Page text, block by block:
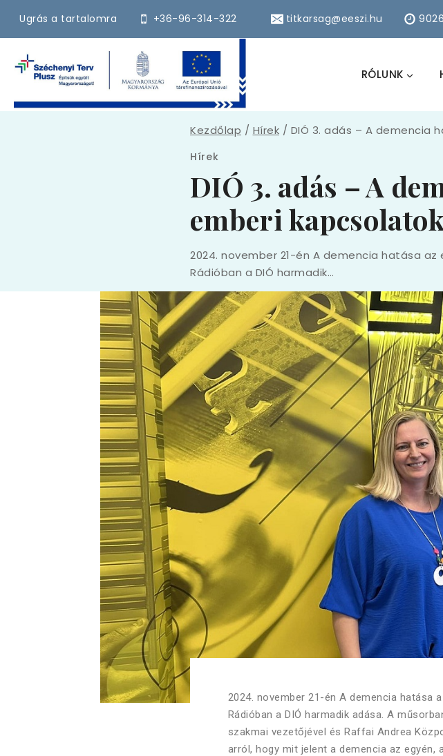
Ugrás a tartalomra +36-96-314-322 titkarsag@eeszi.hu
RÓLUNK
Kezdőlap / Hírek / DIÓ 3. adás – A demencia
Hírek
DIÓ 3. adás – A
emberi
2024. november 21-én A demencia hatása
Rádióban a DIÓ harmadik…
2024. november 21-én A demencia hatása
Rádióban a DIÓ harmadik adása. A
szakmai vezetőjével és Raffai Andrea
arról, hogy mit jelent a demencia az